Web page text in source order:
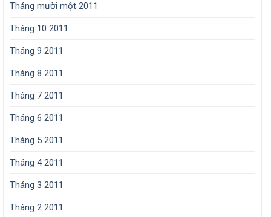
Tháng mười một 2011
Tháng 10 2011
Tháng 9 2011
Tháng 8 2011
Tháng 7 2011
Tháng 6 2011
Tháng 5 2011
Tháng 4 2011
Tháng 3 2011
Tháng 2 2011